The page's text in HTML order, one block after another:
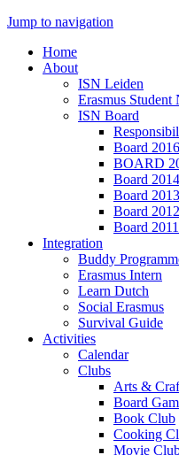
Jump to navigation
Home
About
ISN Leiden
Erasmus Student
ISN Board
Board
BOARD
Board
Board
Board
Board
Integration
Buddy
Erasmus Intern
Learn Dutch
Social Erasmus
Survival Guide
Activities
Calendar
Clubs
Arts &
Board
Book Club
Cooking
Movie